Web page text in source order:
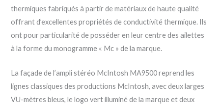
thermiques fabriqués à partir de matériaux de haute qualité
offrant d’excellentes propriétés de conductivité thermique. Ils
ont pour particularité de posséder en leur centre des ailettes
à la forme du monogramme « Mc » de la marque.
La façade de l’ampli stéréo McIntosh MA9500 reprend les
lignes classiques des productions McIntosh, avec deux larges
VU-mètres bleus, le logo vert illuminé de la marque et deux